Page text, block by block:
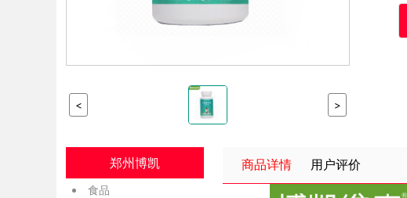
< >
郑州博凯
食品
商品详情 用户评价